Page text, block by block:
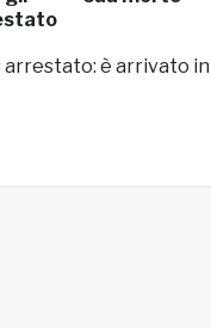
arrestato: è arrivato